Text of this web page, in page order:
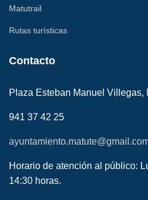
Matutrail
Rutas turísticas
Contacto
Plaza Esteban Manuel Villegas,
941 37 42 25
Horario de atención al público:
14:30 horas.